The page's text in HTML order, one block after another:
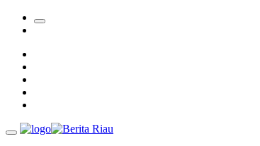
Sekda Riau Apresiasi Plt Gubernur Terkait